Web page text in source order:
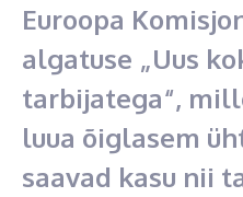
Euroopa
algatuse „Uus
tarbijatega“,
luua õiglasem
saavad kasu nii